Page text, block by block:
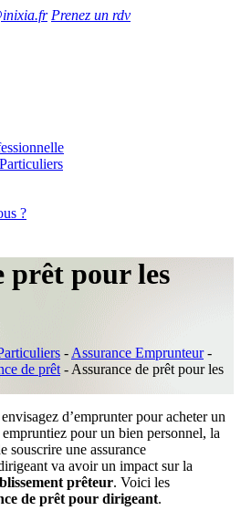
Prenez un rdv
?
prêt pour les
- Assurance Emprunteur-
de prêt - Assurance de prêt pour les
d’emprunter pour acheter un
pour un bien personnel, la
souscrire une assurance
va avoir un impact sur la
prêteur. Voici les
de prêt pour dirigeant.